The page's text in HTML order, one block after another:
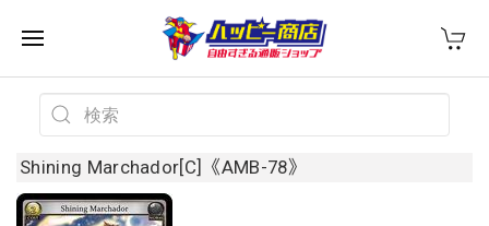
Shining Marchador[C]《AMB-78》